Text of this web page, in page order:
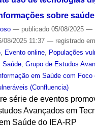
sobre saúde
— publicado05/08/2025 —
08/2025 11:37 — registrado
, Evento online, Populações
Saúde, Grupo de Estudos
em Saúde com Foco
(Confluencia)
série de eventos
Avançados em
Saúde do IEA-RP